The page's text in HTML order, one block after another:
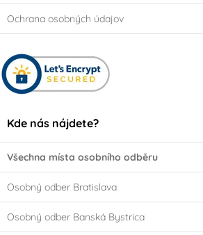
Ochrana osobných údajov
Kde nás nájdete?
Všechna místa osobního odběru
Osobný odber Bratislava
Osobný odber Banská Bystrica